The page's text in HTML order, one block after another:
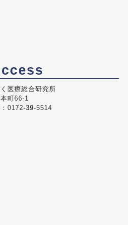
医療総合研究所
町66-1
0172-39-5514